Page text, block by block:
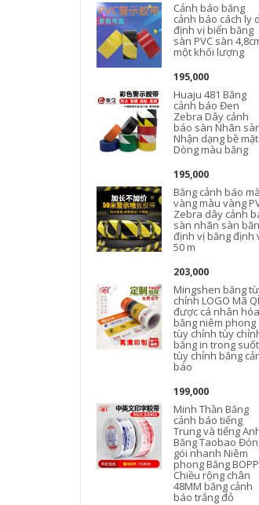
Cảnh báo băng
cảnh báo cách ly
định vị biển băng
sàn PVC sàn
một khối lượng
195,000
Huaju 481 Băng
cảnh báo Đen
Zebra Dây cảnh
báo sàn Nhãn
Nhận dạng bề mặt
Dòng màu băng
195,000
Băng cảnh báo
vàng màu vàng
Zebra dây cảnh
sàn nhãn sàn
định vị băng định
50 m
203,000
Mingshen băng
chỉnh LOGO Mã
được cá nhân hóa
băng niêm phong
tùy chỉnh tùy
băng in trong suốt
tùy chỉnh băng
báo
199,000
Minh Thần Băng
cảnh báo tiếng
Trung và tiếng
Băng Taobao
gói nhanh Niêm
phong Băng BOPP
Chiều rộng chân
48MM băng cảnh
báo trắng đỏ